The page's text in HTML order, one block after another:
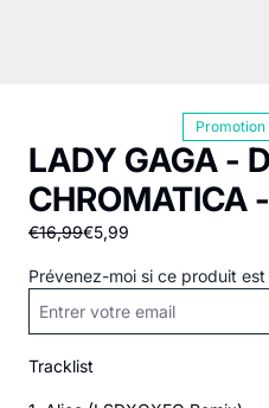
Promotion
LADY GAGA -
CHROMATICA
€16,99€5,99
Prévenez-moi si ce produit
Tracklist